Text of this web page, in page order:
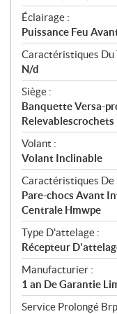
Éclairage :
Puissance Feu
Caractéristiques Du
N/d
Siège :
Banquette Versa-
Relevablescrochets
Volant :
Volant Inclinable
Caractéristiques De
Pare-chocs Avant
Centrale Hmwpe
Type D'attelage :
Récepteur
Manufacturier :
1 an De Garantie
Service Prolongé